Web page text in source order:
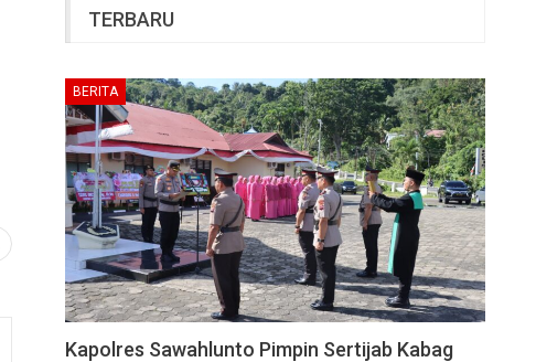
TERBARU
BERITA
Kapolres Sawahlunto Pimpin Sertijab Kabag